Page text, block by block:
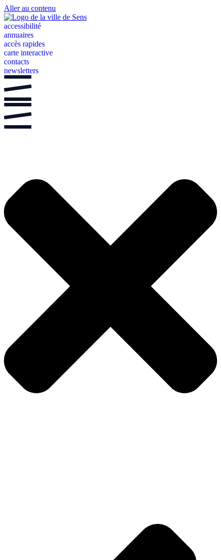
Aller au contenu
accessibilité
annuaires
accès rapides
carte interactive
contacts
newsletters